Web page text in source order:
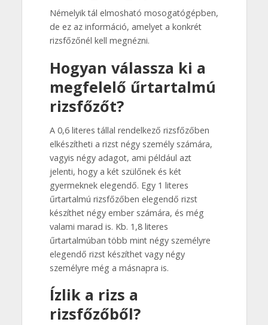
Némelyik tál elmosható mosogatógépben,
de ez az információ, amelyet a konkrét
rizsfőzőnél kell megnézni.
Hogyan válassza ki a
megfelelő űrtartalmú
rizsfőzőt?
A 0,6 literes tállal rendelkező rizsfőzőben
elkészítheti a rizst négy személy számára,
vagyis négy adagot, ami például azt
jelenti, hogy a két szülőnek és két
gyermeknek elegendő. Egy 1 literes
űrtartalmú rizsfőzőben elegendő rizst
készíthet négy ember számára, és még
valami marad is. Kb. 1,8 literes
űrtartalmúban több mint négy személyre
elegendő rizst készíthet vagy négy
személyre még a másnapra is.
Ízlik a rizs a
rizsfőzőből?